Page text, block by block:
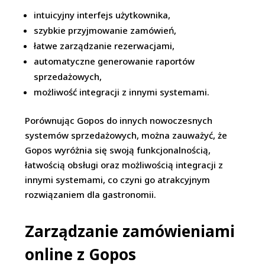
intuicyjny interfejs użytkownika,
szybkie przyjmowanie zamówień,
łatwe zarządzanie rezerwacjami,
automatyczne generowanie raportów
sprzedażowych,
możliwość integracji z innymi systemami.
Porównując Gopos do innych nowoczesnych
systemów sprzedażowych, można zauważyć, że
Gopos wyróżnia się swoją funkcjonalnością,
łatwością obsługi oraz możliwością integracji z
innymi systemami, co czyni go atrakcyjnym
rozwiązaniem dla gastronomii.
Zarządzanie zamówieniami
online z Gopos